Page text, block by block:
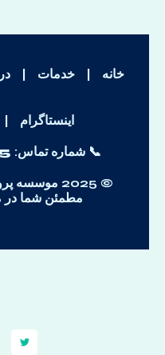
خانه خدمات
اینستاگرام
📞 شماره تماس:
© 2025
مطمئن شما